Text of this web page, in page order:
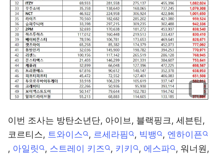
이번 조사는 방탄소년단, 아이브, 블랙핑크, 세븐틴,
코르티스, 트와이스 , 르세라핌 , 빅뱅 , 엔하이픈
, 아일릿 , 스트레이 키즈 , 키키 , 에스파
, 워너원,